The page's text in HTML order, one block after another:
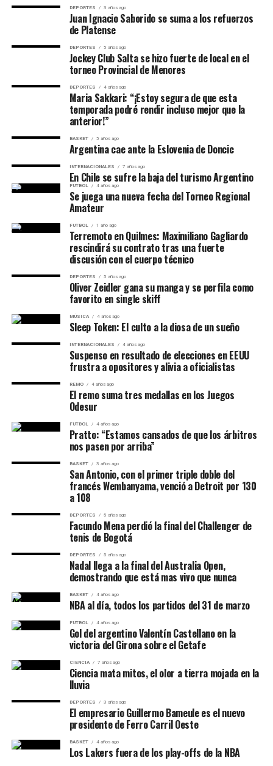
Gibson llegó a recuperar el quiebre en el set decisivo,
aunque Alexandrova volvió a romper en el octavo juego
y después cerró su servicio en cero.
Próxima rival:Aryna Sabalenka.
Iga Swiatek 6-2 y 6-1 a Viktorija
Golubic comenzó quebrando, pero aquella ventaja duró
muy poco. Swiatek respondió inmediatamente y desde
allí tomó completamente el control.
Después del 0-1 inicial, la polaca ganó buena parte de
los siguientes juegos y terminó cediendo solamente tres
en todo el encuentro.
Próxima rival:Marta Kostyuk.
Diana Shnaider 6-3 y 6-3 a Anna
Kalinskaya
Diana Shnaidertuvo que reaccionar en ambos
parciales.
Kalinskaya quebró primero tanto en el set inicial como
en el segundo, pero Shnaider recuperó inmediatamente
el servicio en las dos ocasiones. Una vez estabilizada,
consiguió otro break en la zona media de cada parcial.
DEPORTES 3 años ago
Juan Ignacio Saborido se suma a los refuerzos
de Platense
DEPORTES 5 años ago
Jockey Club Salta se hizo fuerte de local en el
torneo Provincial de Menores
DEPORTES 4 años ago
Maria Sakkari: “¡Estoy segura de que esta
temporada podré rendir incluso mejor que la
anterior!”
BASKET 5 años ago
Argentina cae ante la Eslovenia de Doncic
INTERNACIONALES 7 años ago
En Chile se sufre la baja del turismo Argentino
FUTBOL 4 años ago
Se juega una nueva fecha del Torneo Regional
Amateur
FUTBOL 1 año ago
Terremoto en Quilmes: Maximiliano Gagliardo
rescindirá su contrato tras una fuerte
discusión con el cuerpo técnico
DEPORTES 5 años ago
Oliver Zeidler gana su manga y se perfila como
favorito en single skiff
MÚSICA 4 años ago
Sleep Token: El culto a la diosa de un sueño
INTERNACIONALES 4 años ago
Suspenso en resultado de elecciones en EEUU
frustra a opositores y alivia a oficialistas
REMO 4 años ago
El remo suma tres medallas en los Juegos
Odesur
FUTBOL 4 años ago
Pratto: “Estamos cansados de que los árbitros
nos pasen por arriba”
BASKET 3 años ago
San Antonio, con el primer triple doble del
francés Wembanyama, venció a Detroit por 130
a 108
DEPORTES 5 años ago
Facundo Mena perdió la final del Challenger de
tenis de Bogotá
DEPORTES 5 años ago
Nadal llega a la final del Australia Open,
demostrando que está mas vivo que nunca
BASKET 4 años ago
NBA al día, todos los partidos del 31 de marzo
FUTBOL 4 años ago
Gol del argentino Valentín Castellano en la
victoria del Girona sobre el Getafe
CIENCIA 7 años ago
Ciencia mata mitos, el olor a tierra mojada en la
lluvia
DEPORTES 3 años ago
El empresario Guillermo Bameule es el nuevo
presidente de Ferro Carril Oeste
BASKET 4 años ago
Los Lakers fuera de los play-offs de la NBA